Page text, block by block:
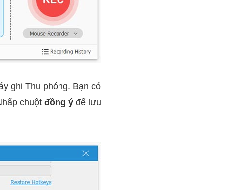
ghi Thu phóng. Bạn có
chuột đồng ý để lưu